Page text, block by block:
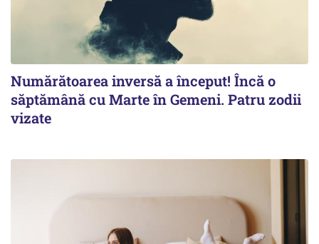
Numărătoarea inversă a început! Încă o
săptămână cu Marte în Gemeni. Patru zodii
vizate